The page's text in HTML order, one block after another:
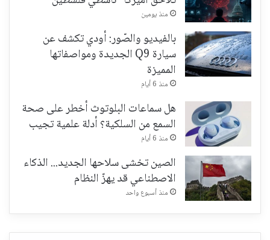
منذ يومين
بالفيديو والصّور: أودي تكشف عن
سيارة Q9 الجديدة ومواصفاتها
المميزة
منذ 6 أيام
هل سماعات البلوتوث أخطر على صحة
السمع من السلكية؟ أدلة علمية تجيب
منذ 6 أيام
الصين تخشى سلاحها الجديد... الذكاء
الاصطناعي قد يهزّ النظام
منذ أسبوع واحد